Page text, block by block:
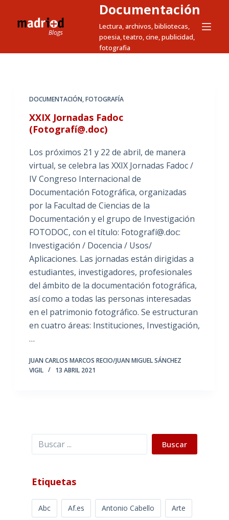
t
Documentación
Lectura, archivos, bibliotecas,
poesia, teatro, cine, publicidad,
fotografia
DOCUMENTACIÓN,FOTOGRAFÍA
XXIX Jornadas Fadoc
(Fotografí@.doc)
Los próximos 21 y 22 de abril, de manera
virtual, se celebra las XXIX Jornadas Fadoc /
IV Congreso Internacional de
Documentación Fotográfica, organizadas
por la Facultad de Ciencias de la
Documentación y el grupo de Investigación
FOTODOC, con el título: Fotografí@.doc:
Investigación / Docencia / Usos/
Aplicaciones. Las jornadas están dirigidas a
estudiantes, investigadores, profesionales
del ámbito de la documentación fotográfica,
así como a todas las personas interesadas
en el patrimonio fotográfico. Se estructuran
en cuatro áreas: Instituciones, Investigación,
…
JUAN CARLOS MARCOS RECIO/JUAN MIGUEL SÁNCHEZ
VIGIL
13 ABRIL 2021
Buscar Buscar
Etiquetas
Abc Af.es Antonio Cabello Arte